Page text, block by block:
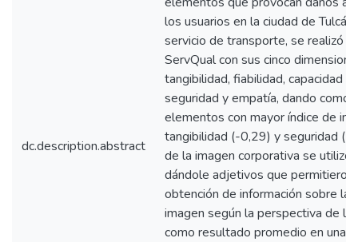
dc.description.abstract
los usuarios en la ciudad de
servicio de transporte, se realizó
ServQual con sus cinco
tangibilidad, fiabilidad, capacidad
seguridad y empatía, dando como
elementos con mayor índice de
tangibilidad (-0,29) y seguridad (-
de la imagen corporativa se
dándole adjetivos que
obtención de información sobre
imagen según la perspectiva de
como resultado promedio en una